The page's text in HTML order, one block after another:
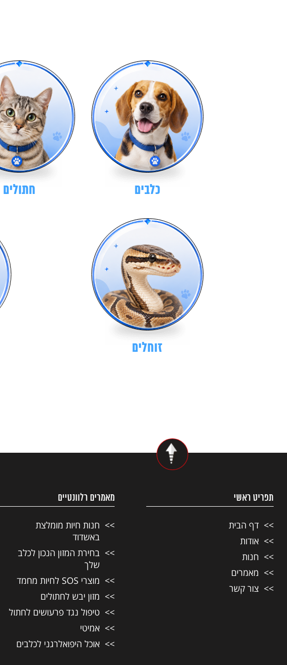
כלבים חתולים
זוחלים
תפריט ראשי
דף הבית
אודות
חנות
מאמרים
צור קשר
מאמרים רלוונטיים
חנות חיות מומלצת
באשדוד
בחירת המזון הנכון לכלב
שלך
מוצרי SOS לחיות מחמד
מזון יבש לחתולים
טיפול נגד פרעושים לחתול
אמיטי
אוכל היפואלרגני לכלבים